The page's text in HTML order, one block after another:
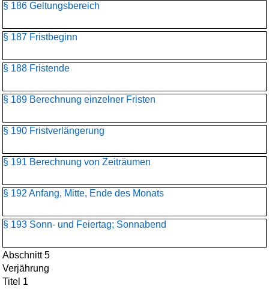
§ 186 Geltungsbereich
§ 187 Fristbeginn
§ 188 Fristende
§ 189 Berechnung einzelner Fristen
§ 190 Fristverlängerung
§ 191 Berechnung von Zeiträumen
§ 192 Anfang, Mitte, Ende des Monats
§ 193 Sonn- und Feiertag; Sonnabend
Abschnitt 5
Verjährung
Titel 1